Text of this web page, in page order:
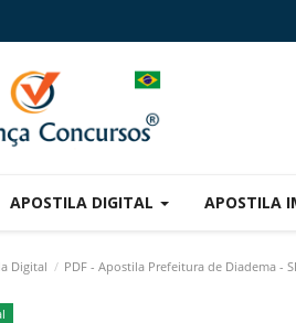
APOSTILA DIGITAL APOSTILA
Digital PDF - Apostila Prefeitura de Diadema -